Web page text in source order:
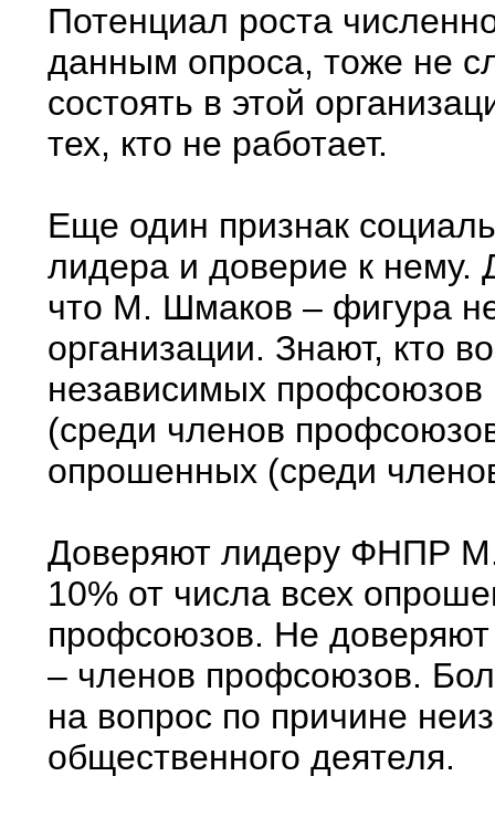
Потенциал роста
данным опроса, тоже не
состоять в этой
тех, кто не работает.
Еще один признак
лидера и доверие к нему.
что М. Шмаков – фигура
организации. Знают, кто
независимых
(среди членов
опрошенных (среди
Доверяют лидеру ФНПР
10% от числа всех
профсоюзов. Не
– членов профсоюзов.
на вопрос по причине
общественного деятеля.